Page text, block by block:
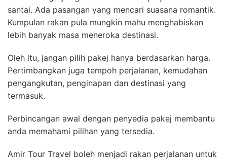
santai. Ada pasangan yang mencari suasana romantik.
Kumpulan rakan pula mungkin mahu menghabiskan
lebih banyak masa meneroka destinasi.
Oleh itu, jangan pilih pakej hanya berdasarkan harga.
Pertimbangkan juga tempoh perjalanan, kemudahan
pengangkutan, penginapan dan destinasi yang
termasuk.
Perbincangan awal dengan penyedia pakej membantu
anda memahami pilihan yang tersedia.
Amir Tour Travel boleh menjadi rakan perjalanan untuk